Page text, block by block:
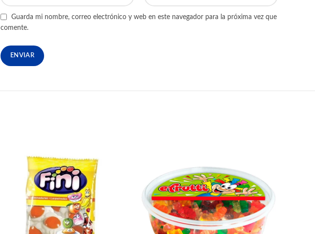
Guarda mi nombre, correo electrónico y web en este navegador para la próxima vez que
comente.